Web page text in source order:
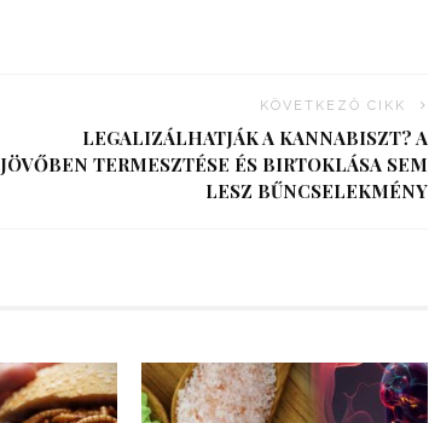
KÖVETKEZŐ CIKK
LEGALIZÁLHATJÁK A KANNABISZT? A
JÖVŐBEN TERMESZTÉSE ÉS BIRTOKLÁSA SEM
LESZ BŰNCSELEKMÉNY